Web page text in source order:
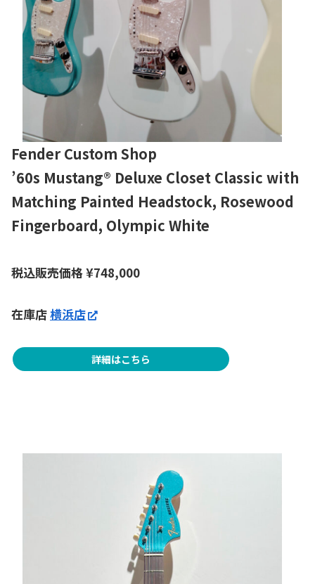
Fender Custom Shop
’60s Mustang® Deluxe Closet Classic with
Matching Painted Headstock, Rosewood
Fingerboard, Olympic White
税込販売価格¥748,000
在庫店横浜店
詳細はこちら